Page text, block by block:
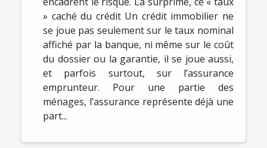
» caché du crédit Un crédit immobilier ne
se joue pas seulement sur le taux nominal
affiché par la banque, ni même sur le coût
du dossier ou la garantie, il se joue aussi,
et parfois surtout, sur l’assurance
emprunteur. Pour une partie des
ménages, l’assurance représente déjà une
part...